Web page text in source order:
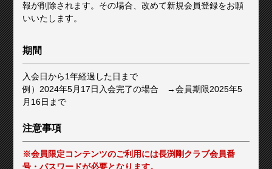
報が削除されます。その場合、改めて新規会員登録をお願
いいたします。
期間
入会日から1年経過した日まで
例）2024年5月17日入会完了の場合 →会員期限2025年5
月16日まで
注意事項
※会員限定コンテンツのご利用には長渕剛クラブ会員番
号・パスワードが必要となります。